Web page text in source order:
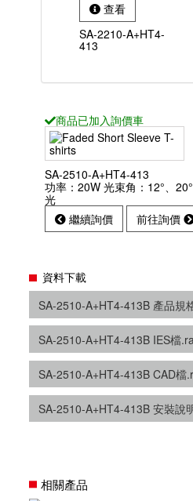
查看
SA-2210-A+HT4-
413
商品已加入詢價車
SA-2510-A+HT4-413
功率：20W 光束角：12°、
光
繼續詢價
前往詢價
資料下載
SA-2510-A+HT4-413B 產品規
SA-2510-A+HT4-413B IES檔
SA-2510-A+HT4-413B CAD檔
SA-2510-A+HT4-413B 安裝說
相關產品